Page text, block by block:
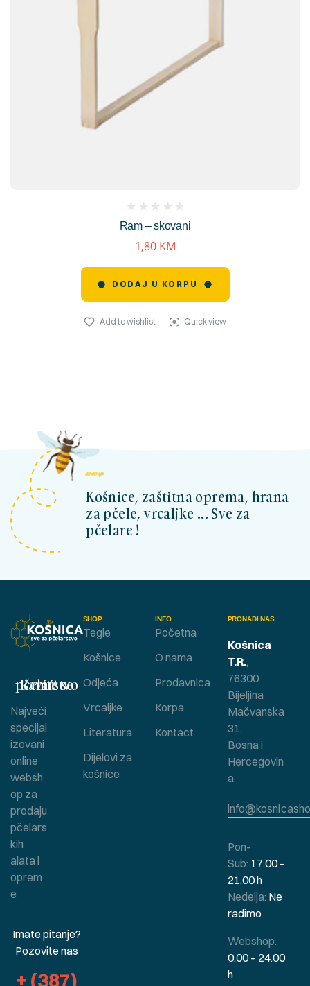
Ram – skovani
reviews)
1,80 KM
DODAJ U KORPU
Add to wishlist Quick view
kosnicashop.ba
Košnice, zaštitna oprema, hrana
za pčele, vrcaljke ... Sve za
pčelare !
SHOP
Tegle
Košnice
Odjeća
Vrcaljke
Literatura
Dijelovi za
košnice
INFO
Početna
O nama
Prodavnica
Korpa
Kontact
Bavite se pčelarstvom ?
Najveći
specijal
izovani
online
websh
op za
prodaju
pčelars
kih
alata i
oprem
e
Imate pitanje?
Pozovite nas
+ (387)
PRONAĐI NAS
Košnica
T.R.,
76300
Bijeljina
Mačvanska
31,
Bosna i
Hercegovin
a
Pon-
Sub: 17.00 –
21.00 h
Nedelja: Ne
radimo
Webshop:
0.00 – 24.00
h